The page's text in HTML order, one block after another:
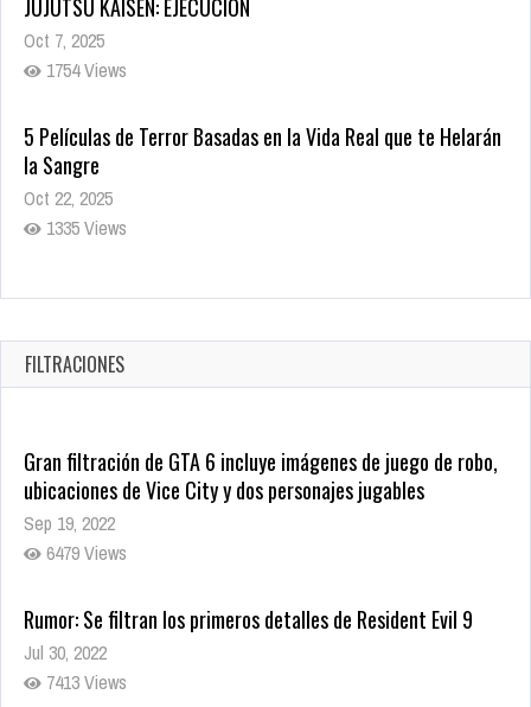
JUJUTSU KAISEN: EJECUCIÓN
Oct 7, 2025
1754 Views
5 Películas de Terror Basadas en la Vida Real que te Helarán
la Sangre
Oct 22, 2025
1335 Views
Revive el terror: El conjuro 4: Últimos ritos ya está disponible
Oct 20, 2025
1377 Views
FILTRACIONES
Gran filtración de GTA 6 incluye imágenes de juego de robo,
ubicaciones de Vice City y dos personajes jugables
Sep 19, 2022
6479 Views
Rumor: Se filtran los primeros detalles de Resident Evil 9
Jul 30, 2022
7413 Views